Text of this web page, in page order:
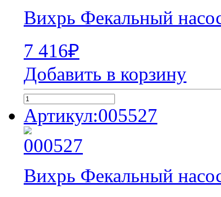
Вихрь Фекальный
7 416₽
Добавить в корзину
Артикул:005527
Вихрь Фекальный